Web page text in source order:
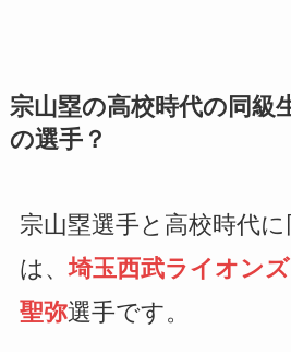
宗山塁の高校時代の同級
の選手？
宗山塁選手と高校時代
は、埼玉西武ライオンズ
聖弥選手です。